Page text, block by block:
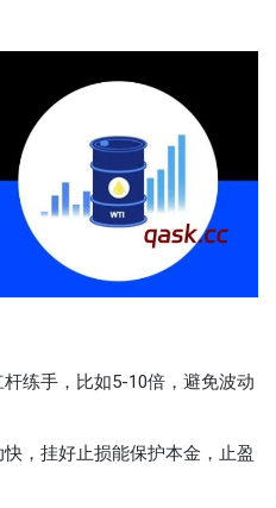
杆练手，比如5-10倍，避免波动
快，挂好止损能保护本金，止盈